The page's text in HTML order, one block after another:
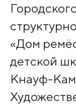
«Дом
детской
Кнауф-